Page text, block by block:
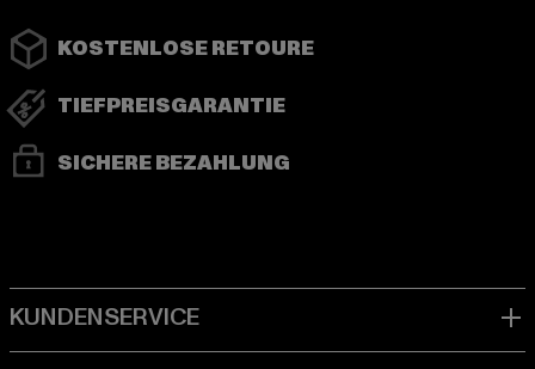
KOSTENLOSE RETOURE
TIEFPREISGARANTIE
SICHERE BEZAHLUNG